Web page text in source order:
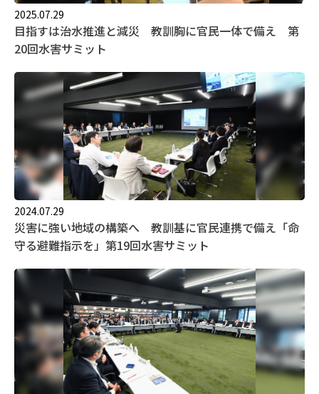
2025.07.29
目指すは治水推進と減災 教訓胸に官民一体で備え 第
20回水害サミット
2024.07.29
災害に強い地域の構築へ 教訓基に官民連携で備え「命
守る避難指示を」第19回水害サミット